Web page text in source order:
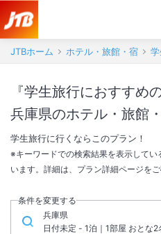
JTBホーム ホテル・旅館・宿
『学生旅行におすすめ
兵庫県のホテル・旅館
学生旅行に行くならこのプラン！
※キーワードでの検索結果を表示して
います。詳細は、プラン詳細ページをご
条件を変更する
兵庫県
日付未定 - 1泊｜1部屋 おとな2